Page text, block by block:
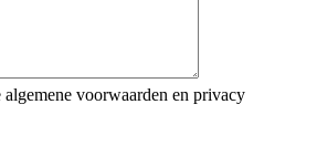
voorwaarden en privacy